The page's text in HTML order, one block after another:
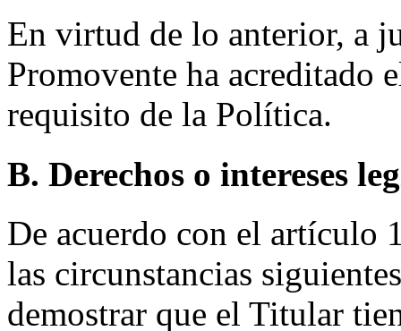
En virtud de lo anterior, a
Promovente ha acreditado
requisito de la Política.
B. Derechos o intereses
De acuerdo con el artículo
las circunstancias
demostrar que el Titular